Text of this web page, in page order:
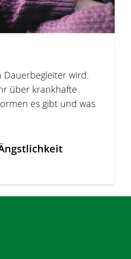
Dauerbegleiter wird.
über krankhafte
es gibt und was